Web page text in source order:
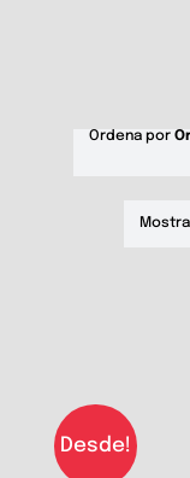
Ordena por
Desde!